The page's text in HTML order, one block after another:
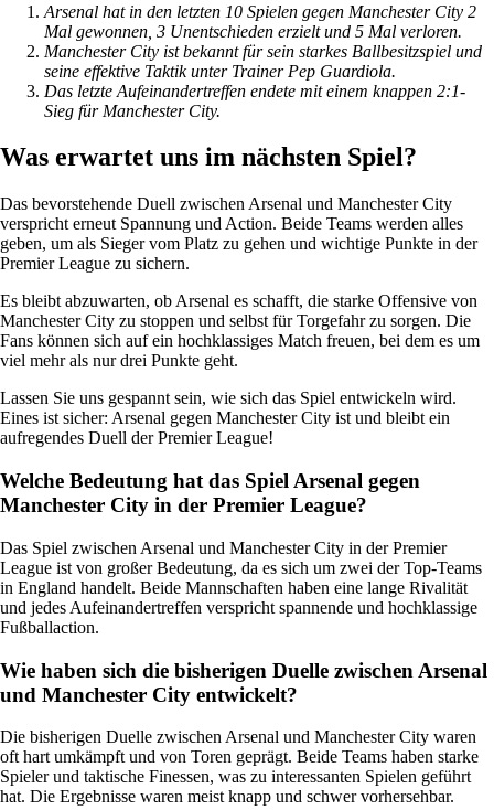
Arsenal hat in den letzten 10 Spielen gegen Manchester City 2
Mal gewonnen, 3 Unentschieden erzielt und 5 Mal verloren.
Manchester City ist bekannt für sein starkes Ballbesitzspiel und
seine effektive Taktik unter Trainer Pep Guardiola.
Das letzte Aufeinandertreffen endete mit einem knappen 2:1-
Sieg für Manchester City.
Was erwartet uns im nächsten Spiel?
Das bevorstehende Duell zwischen Arsenal und Manchester City
verspricht erneut Spannung und Action. Beide Teams werden alles
geben, um als Sieger vom Platz zu gehen und wichtige Punkte in der
Premier League zu sichern.
Es bleibt abzuwarten, ob Arsenal es schafft, die starke Offensive von
Manchester City zu stoppen und selbst für Torgefahr zu sorgen. Die
Fans können sich auf ein hochklassiges Match freuen, bei dem es um
viel mehr als nur drei Punkte geht.
Lassen Sie uns gespannt sein, wie sich das Spiel entwickeln wird.
Eines ist sicher: Arsenal gegen Manchester City ist und bleibt ein
aufregendes Duell der Premier League!
Welche Bedeutung hat das Spiel Arsenal gegen
Manchester City in der Premier League?
Das Spiel zwischen Arsenal und Manchester City in der Premier
League ist von großer Bedeutung, da es sich um zwei der Top-Teams
in England handelt. Beide Mannschaften haben eine lange Rivalität
und jedes Aufeinandertreffen verspricht spannende und hochklassige
Fußballaction.
Wie haben sich die bisherigen Duelle zwischen Arsenal
und Manchester City entwickelt?
Die bisherigen Duelle zwischen Arsenal und Manchester City waren
oft hart umkämpft und von Toren geprägt. Beide Teams haben starke
Spieler und taktische Finessen, was zu interessanten Spielen geführt
hat. Die Ergebnisse waren meist knapp und schwer vorhersehbar.